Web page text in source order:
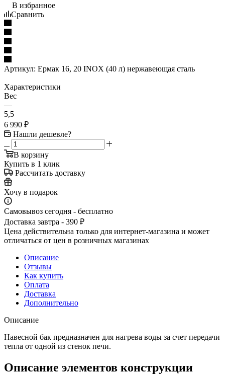
В избранное
Сравнить
Артикул: Ермак 16, 20 INOX (40 л) нержавеющая сталь
Характеристики
Вес
—
5,5
6 990 ₽
Нашли дешевле?
В корзину
Купить в 1 клик
Рассчитать доставку
Хочу в подарок
Самовывоз сегодня - бесплатно
Доставка завтра - 390 ₽
Цена действительна только для интернет-магазина и может
отличаться от цен в розничных магазинах
Описание
Отзывы
Как купить
Оплата
Доставка
Дополнительно
Описание
Навесной бак предназначен для нагрева воды за счет передачи
тепла от одной из стенок печи.
Описание элементов конструкции